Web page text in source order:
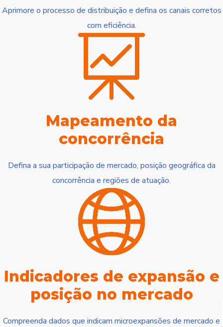
Aprimore o processo de distribuição e defina os canais corretos
com eficiência.
Mapeamento da
concorrência
Defina a sua participação de mercado, posição geográfica da
concorrência e regiões de atuação.
Indicadores de expansão e
posição no mercado
Compreenda dados que indicam microexpansões de mercado e